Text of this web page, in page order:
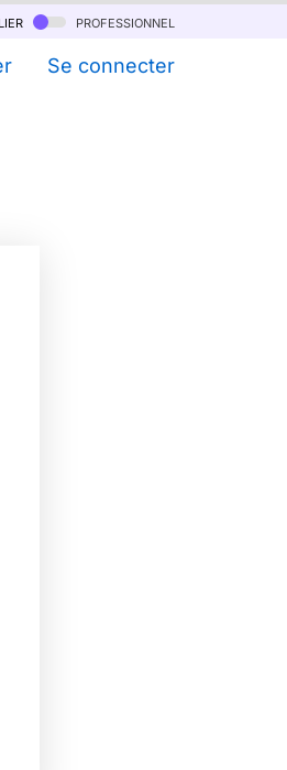
professionnel
Se connecter